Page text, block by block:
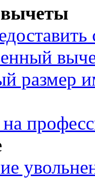
размер
на